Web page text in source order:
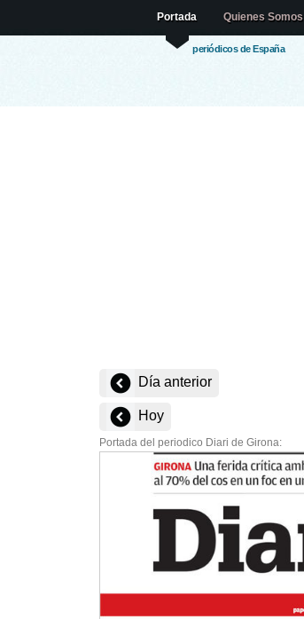
periódicos de España
Portada Quienes Somos
Día anterior
Hoy
Portada del periodico Diari de Girona: